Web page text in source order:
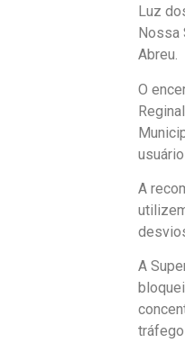
Luz
Nossa
Abreu.
O
A
A